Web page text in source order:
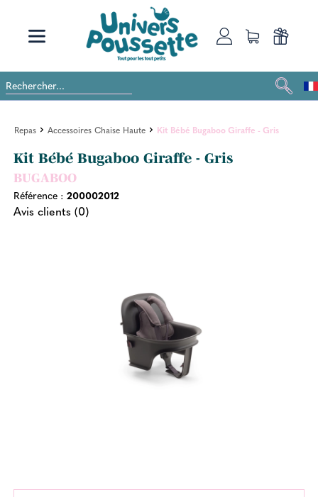
Repas Accessoires Chaise Haute Kit Bébé Bugaboo Giraffe - Gris
Kit Bébé Bugaboo Giraffe - Gris
BUGABOO
Référence : 200002012
Avis clients (0)